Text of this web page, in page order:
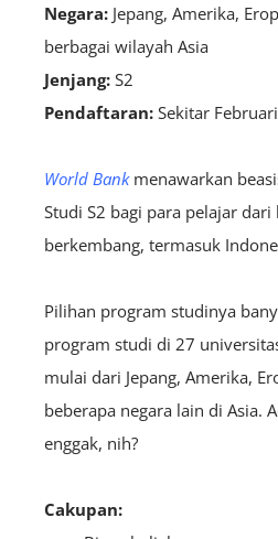
Negara: Jepang, Amerika,
berbagai wilayah Asia
Jenjang: S2
Pendaftaran: Sekitar
World Bankmenawarkan
Studi S2 bagi para pelajar dari
berkembang, termasuk
Pilihan program studinya
program studi di 27
mulai dari Jepang, Amerika,
beberapa negara lain di Asia.
enggak, nih?
Cakupan: